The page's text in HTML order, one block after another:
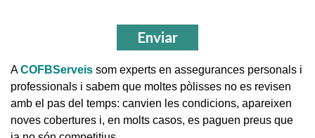
ACOFBServeis som experts en assegurances personals i
professionals i sabem que moltes pòlisses no es revisen
amb el pas del temps: canvien les condicions, apareixen
noves cobertures i, en molts casos, es paguen preus que